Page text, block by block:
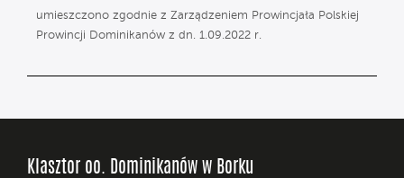
umieszczono zgodnie z Zarządzeniem Prowincjała Polskiej
Prowincji Dominikanów z dn. 1.09.2022 r.
Klasztor oo. Dominikanów w Borku